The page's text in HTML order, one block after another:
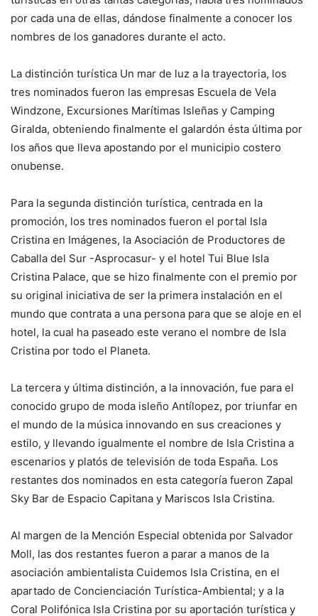
por cada una de ellas, dándose finalmente a conocer los
nombres de los ganadores durante el acto.
La distinción turística Un mar de luz a la trayectoria, los
tres nominados fueron las empresas Escuela de Vela
Windzone, Excursiones Marítimas Isleñas y Camping
Giralda, obteniendo finalmente el galardón ésta última por
los años que lleva apostando por el municipio costero
onubense.
Para la segunda distinción turística, centrada en la
promoción, los tres nominados fueron el portal Isla
Cristina en Imágenes, la Asociación de Productores de
Caballa del Sur -Asprocasur- y el hotel Tui Blue Isla
Cristina Palace, que se hizo finalmente con el premio por
su original iniciativa de ser la primera instalación en el
mundo que contrata a una persona para que se aloje en el
hotel, la cual ha paseado este verano el nombre de Isla
Cristina por todo el Planeta.
La tercera y última distinción, a la innovación, fue para el
conocido grupo de moda isleño Antílopez, por triunfar en
el mundo de la música innovando en sus creaciones y
estilo, y llevando igualmente el nombre de Isla Cristina a
escenarios y platós de televisión de toda España. Los
restantes dos nominados en esta categoría fueron Zapal
Sky Bar de Espacio Capitana y Mariscos Isla Cristina.
Al margen de la Mención Especial obtenida por Salvador
Moll, las dos restantes fueron a parar a manos de la
asociación ambientalista Cuidemos Isla Cristina, en el
apartado de Concienciación Turística-Ambiental; y a la
Coral Polifónica Isla Cristina por su aportación turística y